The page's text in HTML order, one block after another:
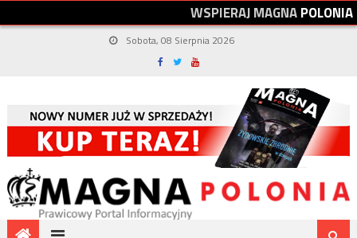
WSPIERAJMAGNAPOLONIA
Sobota, 08 Sierpnia 2026